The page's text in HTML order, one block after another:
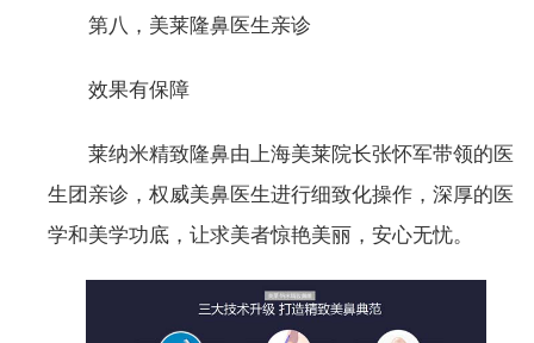
第八，美莱隆鼻医生亲诊
效果有保障
莱纳米精致隆鼻由上海美莱院长张怀军带领的医
生团亲诊，权威美鼻医生进行细致化操作，深厚的医
学和美学功底，让求美者惊艳美丽，安心无忧。